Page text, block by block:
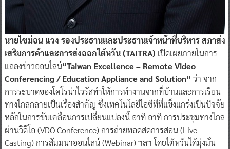
นายไซม่อน แวง รองประธานและประธานเจ้าหน้าที่บริหารสภาส่ง
เสริมการค้าและการส่งออกไต้หวัน (TAITRA) เปิดเผยภายในการ
แถลงข่าวออนไลน์“Taiwan Excellence – Remote Video
Conferencing / Education Appliance and Solution” ว่า จาก
การระบาดของโคโรน่าไวรัสทำให้การทำงานจากที่บ้านและการเรียน
ทางไกลกลายเป็นเรื่องสำคัญ ซึ่งเทคโนโลยีไอซีทีที่แข็งแกร่งเป็นปัจจัย
หลักในการขับเคลื่อนการเปลี่ยนแปลงนี้ อาทิ อาทิ การประชุมทางไกล
ผ่านวิดีโอ (VDO Conference) การถ่ายทอดสดการสอน (Live
Casting) การสัมมนาออนไลน์ (Webinar) ฯลฯ โดยไต้หวันได้มุ่งมั่น